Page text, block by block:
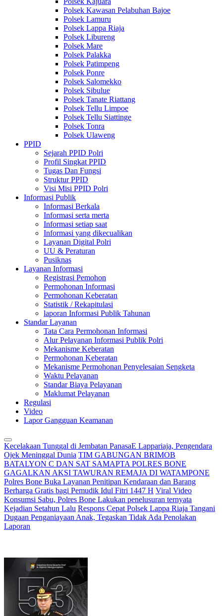
Polsek Kawasan Pelabuhan Bajoe
Polsek Lamuru
Polsek Lappa Riaja
Polsek Libureng
Polsek Mare
Polsek Palakka
Polsek Patimpeng
Polsek Ponre
Polsek Salomekko
Polsek Sibulue
Polsek Tanate Riattang
Polsek Tellu Limpoe
Polsek Tellu Siattinge
Polsek Tonra
Polsek Ulaweng
PPID
Sejarah PPID Polri
Profil Singkat PPID
Tugas Dan Fungsi
Struktur PPID
Visi Misi PPID Polri
Informasi Publik
Informasi Berkala
Informasi serta merta
Informasi setiap saat
Informasi yang dikecualikan
Layanan Digital Polri
UU & Peraturan
Pusiknas
Layanan Informasi
Registrasi Pemohon
Permohonan Informasi
Permohonan Keberatan
Statistik / Rekapitulasi
laporan Informasi Publik Tahunan
Standar Layanan
Tata Cara Permohonan Informasi
Alur Pelayanan Informasi Publik Polri
Mekanisme Keberatan
Permohonan Keberatan
Mekanisme Permohonan Penyelesaian Sengketa
Waktu Pelayanan
Standar Biaya Pelayanan
Maklumat Pelayanan
Regulasi
Video
Lapor Gangguan Keamanan
Kecelakaan Tunggal di Jembatan PanasaE Lappariaja, Pengendara
Ojek Meninggal Dunia TIM GABUNGAN BRIMOB
BATALYON C DAN SAT SAMAPTA POLRES BONE
GAGALKAN AKSI TAWURAN REMAJA DI WATAMPONE
Polres Bone Buka Layanan Penitipan Kendaraan dan Barang
Berharga Gratis bagi Pemudik Idul Fitri 1447 H Viral Video
Konsumsi Sabu, Polres Bone Lakukan penelusuran ternyata
Kejadian Setahun Lalu Respons Cepat Polsek Lappa Riaja Tangani
Dugaan Penganiayaan Anak, Tegaskan Tidak Ada Penolakan
Laporan